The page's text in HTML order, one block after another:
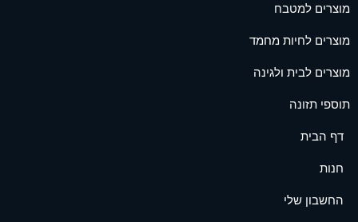
מוצרים למטבח
מוצרים לחיות מחמד
מוצרים לבית ולגינה
תוספי תזונה
דף הבית
חנות
החשבון שלי